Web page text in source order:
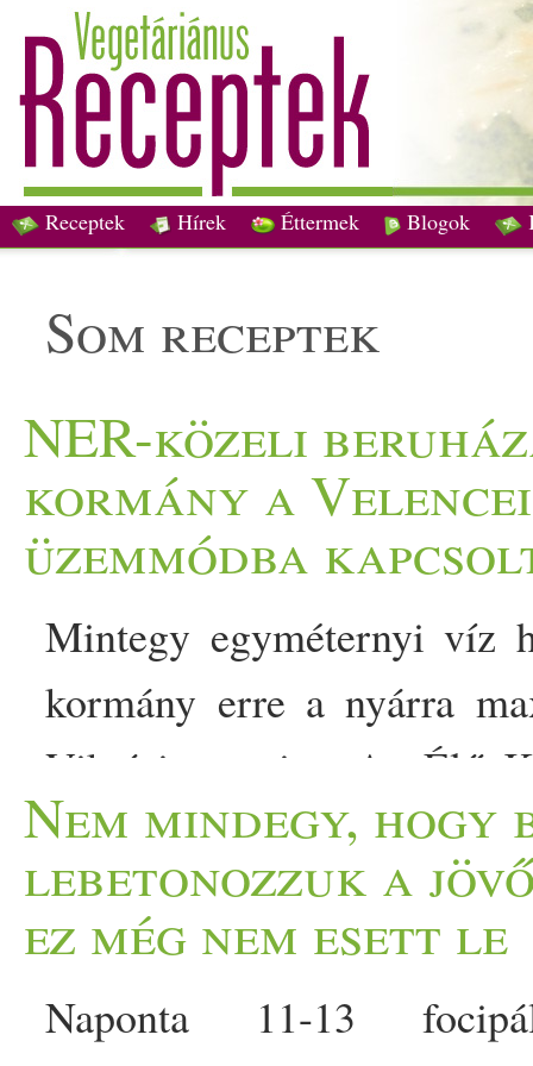
Receptek Hírek Éttermek Blogok
som receptek
NER-közeli
kormány a
üzemmódba
Mintegy egyméternyi víz
kormány erre a nyárra
Viktória szerint. Az Élő
parlamenti államtitkára
kiemelt beruházást
Velencei-tó
intézkedésc
somagon is. A
Nem mindegy,
lebetonozzuk a
ez még nem esett le
Naponta 11-13